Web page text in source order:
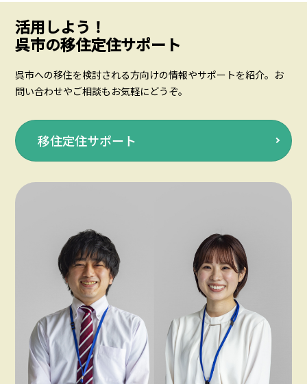
活用しよう！
呉市の移住定住サポート
呉市への移住を検討される方向けの情報やサポートを紹介。お
問い合わせやご相談もお気軽にどうぞ。
移住定住サポート